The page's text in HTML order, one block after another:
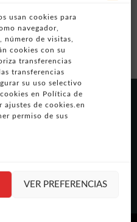
usan cookies para
navegador,
de visitas,
cookies con su
transferencias
transferencias
su uso selectivo
en Política de
de cookies.en
permiso de sus
VER PREFERENCIAS